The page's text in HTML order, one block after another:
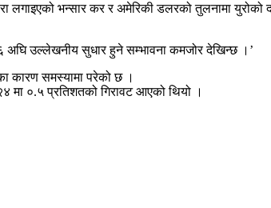
भन्सार कर र अमेरिकी डलरको तुलनामा युरोको
अघि उल्लेखनीय सुधार हुने सम्भावना कमजोर देखिन्छ ।’
कारण समस्यामा परेको छ ।
मा ०.५ प्रतिशतको गिरावट आएको थियो ।